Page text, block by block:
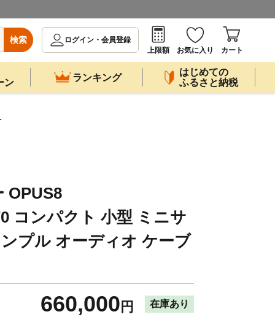
検索
ログイン・会員登録
上限額
お気に入り カート
ン
ランキング
はじめての
ふるさと納税
OPUS8
コンパクト 小型 ミニサ
プル オーディオ ケーブ
660,000 円 在庫あり